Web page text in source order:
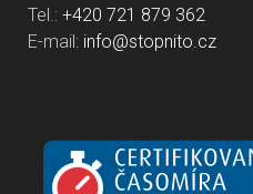
Tel.: +420 721 879 362
E-mail: info@stopnito.cz